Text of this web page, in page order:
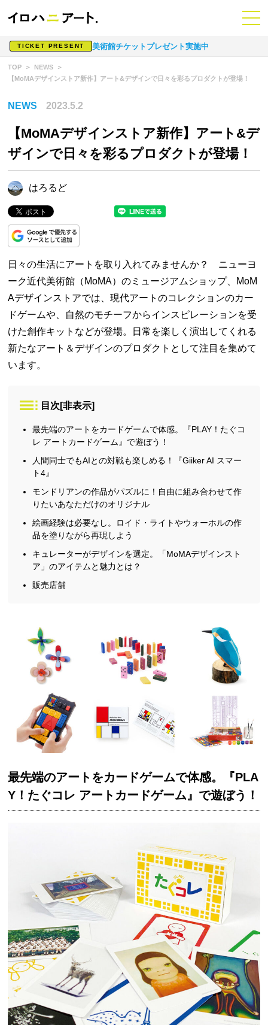
TICKET PRESENT 美術館チケットプレゼント実施中
TOP
NEWS
【MoMAデザインストア新作】アート&デザインで日々を彩るプロダクトが登場！
NEWS 2023.5.2
【MoMAデザインストア新作】アート&デ
ザインで日々を彩るプロダクトが登場！
はろるど
日々の生活にアートを取り入れてみませんか？ ニューヨ
ーク近代美術館（MoMA）のミュージアムショップ、MoM
Aデザインストアでは、現代アートのコレクションのカー
ドゲームや、自然のモチーフからインスピレーションを受
けた創作キットなどが登場。日常を楽しく演出してくれる
新たなアート＆デザインのプロダクトとして注目を集めて
います。
目次 [非表示]
最先端のアートをカードゲームで体感。『PLAY！たぐコ
レ アートカードゲーム』で遊ぼう！
人間同士でもAIとの対戦も楽しめる！『Giiker AI スマー
ト4』
モンドリアンの作品がパズルに！自由に組み合わせて作
りたいあなただけのオリジナル
絵画経験は必要なし。ロイド・ライトやウォーホルの作
品を塗りながら再現しよう
キュレーターがデザインを選定。「MoMAデザインスト
ア」のアイテムと魅力とは？
販売店舗
最先端のアートをカードゲームで体感。『PLA
Y！たぐコレ アートカードゲーム』で遊ぼう！